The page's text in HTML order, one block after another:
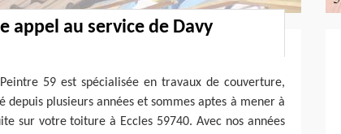
appel au service de Davy
59 est spécialisée en travaux de couverture,
depuis plusieurs années et sommes aptes à mener à
sur votre toiture à Eccles 59740. Avec nos années